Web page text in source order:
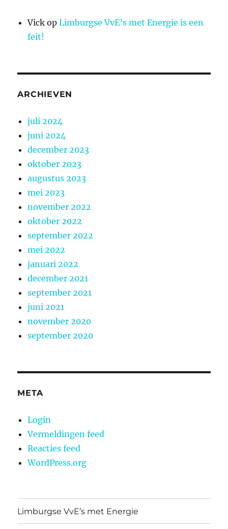
Vick opLimburgse VvE’s met Energie is een
feit!
ARCHIEVEN
juli 2024
juni 2024
december 2023
oktober 2023
augustus 2023
mei 2023
november 2022
oktober 2022
september 2022
mei 2022
januari 2022
december 2021
september 2021
juni 2021
november 2020
september 2020
META
Login
Vermeldingen feed
Reacties feed
WordPress.org
Limburgse VvE’s met Energie